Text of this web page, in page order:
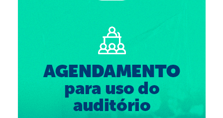
Procedimento para registro
Clube de Vantagens
Valores dos serviços
Reserva de auditório